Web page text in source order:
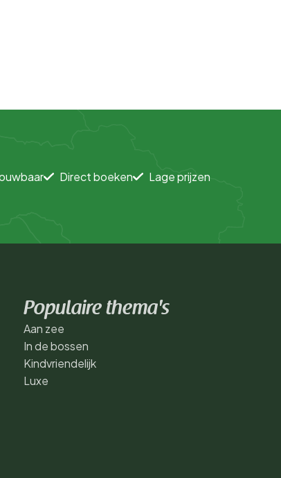
Direct boeken Lage prijzen
Populaire thema's
Aan zee
In de bossen
Kindvriendelijk
Luxe